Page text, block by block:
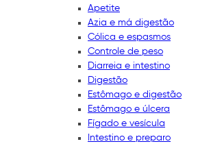
Apetite
Azia e má digestão
Cólica e espasmos
Controle de peso
Diarreia e intestino
Digestão
Estômago e digestão
Estômago e úlcera
Fígado e vesícula
Intestino e preparo